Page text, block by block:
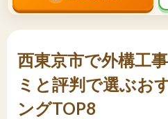
西東京市で外構工
ミと評判で選ぶお
ングTOP8